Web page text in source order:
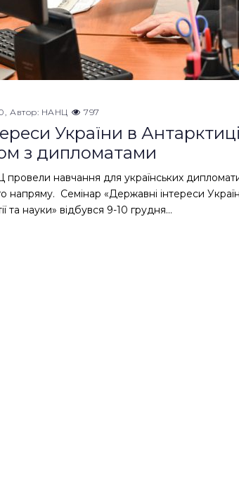
Автор: НАНЦ 797
України в
з дипломатами
навчання для українських
напряму. Семінар «Державні інтереси
та науки» відбувся 9-10 грудня…